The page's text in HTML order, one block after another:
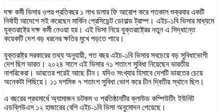
দক্ষ কর্মী ভিসার ওপর প্রতিবছর ১ লাখ ডলার ফি আরোপ করে গতকাল শুক্রবার একটি
নির্বাহী আদেশে সই করেছেন মার্কিন প্রেসিডেন্ট ডোনাল্ড ট্রাম্প। এইচ-১বি ভিসার মাধ্যমে
যুক্তরাষ্ট্রে দক্ষ কর্মী নেওয়া হয়। এই ভিসা নিয়ে যুক্তরাষ্ট্রের নতুন এ সিদ্ধান্তে
কয়েকটি দেশ বড় ধরনের ক্ষতির মুখে পড়তে পারে।
যুক্তরাষ্ট্র সরকারের তথ্য অনুযায়ী, গত বছর এইচ-১বি ভিসার সবচেয়ে বড় সুবিধাভোগী
দেশ ছিল ভারত। ২০২৪ সালে এই ভিসার ৭১ শতাংশ সুবিধা নিয়েছেন ভারতীয়
নাগরিকেরা। ভারতের পরেই আছে চীন। যদিও সংখ্যার হিসাবে দেশটি ভারতের চেয়ে
অনেকটা পিছিয়ে। ১১ দশমিক ৭ শতাংশ সুবিধা ভোগ করে চীন দ্বিতীয় স্থানে ছিল।
এ বছরের প্রথমার্ধে অ্যামাজন ডটকম ও প্রতিষ্ঠানটির ক্লাউড কম্পিউটিং ইউনিট
এডব্লিউএস ১২ হাজারের বেশি এইচ-১বি ভিসা অনুমোদন পেয়েছে।